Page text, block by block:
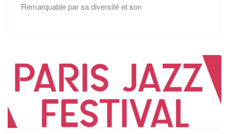
Remarquable par sa diversité et son